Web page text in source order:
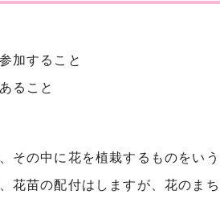
加すること
ること
その中に花を植栽するものをいう
花苗の配付はしますが、花のま